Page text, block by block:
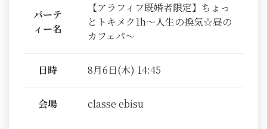
パーテ
ィー名
【アラフィフ既婚者限定】ちょっ
とトキメク1h～人生の換気☆昼の
カフェパ～
日時 8月6日(木) 14:45
会場 classe ebisu